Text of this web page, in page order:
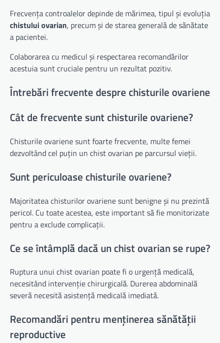
Frecvența controalelor depinde de mărimea, tipul și evoluția
chistului ovarian, precum și de starea generală de sănătate
a pacientei.
Colaborarea cu medicul și respectarea recomandărilor
acestuia sunt cruciale pentru un rezultat pozitiv.
Întrebări frecvente despre chisturile ovariene
Cât de frecvente sunt chisturile ovariene?
Chisturile ovariene sunt foarte frecvente, multe femei
dezvoltând cel puțin un chist ovarian pe parcursul vieții.
Sunt periculoase chisturile ovariene?
Majoritatea chisturilor ovariene sunt benigne și nu prezintă
pericol. Cu toate acestea, este important să fie monitorizate
pentru a exclude complicații.
Ce se întâmplă dacă un chist ovarian se rupe?
Ruptura unui chist ovarian poate fi o urgență medicală,
necesitând intervenție chirurgicală. Durerea abdominală
severă necesită asistență medicală imediată.
Recomandări pentru menținerea sănătății
reproductive